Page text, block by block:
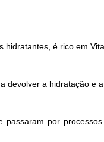
é rico em
devolver a hidratação
por